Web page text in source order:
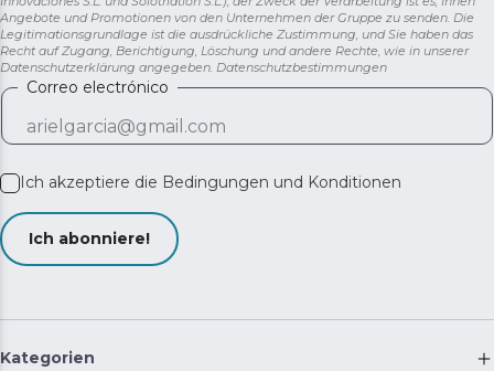
Angebote und Promotionen von den Unternehmen der Gruppe zu senden. Die
Legitimationsgrundlage ist die ausdrückliche Zustimmung, und Sie haben das
Recht auf Zugang, Berichtigung, Löschung und andere Rechte, wie in unserer
Datenschutzerklärung angegeben. Datenschutzbestimmungen
Correo electrónico
Ich akzeptiere die Bedingungen und Konditionen
Ich abonniere!
Kategorien